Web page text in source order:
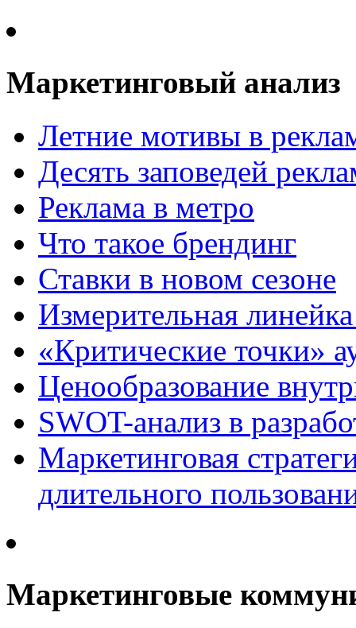
Маркетинговый анализ
Летние мотивы в
Десять заповедей
Реклама в метро
Что такое брендинг
Ставки в новом сезоне
Измерительная
«Критические точки»
Ценообразование
SWOT-анализ в
Маркетинговая
длительного
Маркетинговые